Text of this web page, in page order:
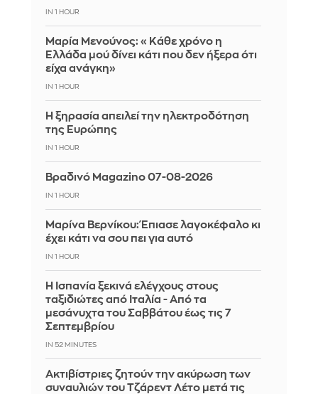
IN 1 HOUR
Μαρία Μενούνος: «Κάθε χρόνο η
Ελλάδα μού δίνει κάτι που δεν ήξερα ότι
είχα ανάγκη»
IN 1 HOUR
Η ξηρασία απειλεί την ηλεκτροδότηση
της Ευρώπης
IN 1 HOUR
Βραδινό Magazino 07-08-2026
IN 1 HOUR
Μαρίνα Βερνίκου: Έπιασε λαγοκέφαλο κι
έχει κάτι να σου πει για αυτό
IN 1 HOUR
Η Ισπανία ξεκινά ελέγχους στους
ταξιδιώτες από Ιταλία - Από τα
μεσάνυχτα του Σαββάτου έως τις 7
Σεπτεμβρίου
IN 52 MINUTES
Ακτιβίστριες ζητούν την ακύρωση των
συναυλιών του Τζάρεντ Λέτο μετά τις